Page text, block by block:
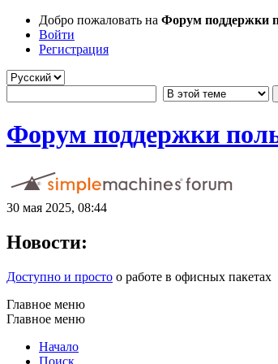
Добро пожаловать на Форум поддержки
Войти
Регистрация
Форум поддержки
30 мая 2025, 08:44
Новости:
Доступно и просто о работе в офисных пакетах
Главное меню
Главное меню
Начало
Поиск